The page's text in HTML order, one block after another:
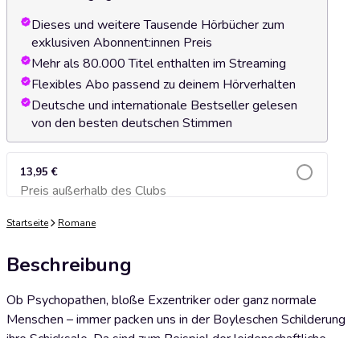
Dieses und weitere Tausende Hörbücher zum
exklusiven Abonnent:innen Preis
Mehr als 80.000 Titel enthalten im Streaming
Flexibles Abo passend zu deinem Hörverhalten
Deutsche und internationale Bestseller gelesen
von den besten deutschen Stimmen
13,95 €
Preis außerhalb des ClubsZum Warenkorb hinzufügen
Startseite Romane
Beschreibung
Ob Psychopathen, bloße Exzentriker oder ganz normale
Menschen – immer packen uns in der Boyleschen Schilderung